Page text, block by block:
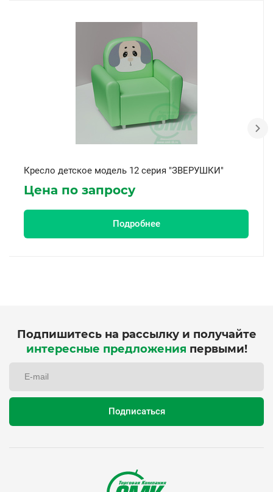
Кресло детское модель 12 серия "ЗВЕРУШКИ"
Цена по запросу
Подробнее
Подпишитесь на рассылку и получайте
интересные предложения первыми!